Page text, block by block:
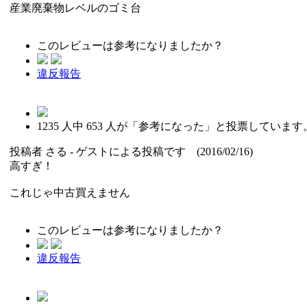
産業廃棄物レベルのゴミ台
このレビューは参考になりましたか？
違反報告
1235 人中 653 人が「参考になった」と投票しています
投稿者 さる - ゲストによる投稿です (2016/02/16)
高すぎ！
これじゃ中古買えません
このレビューは参考になりましたか？
違反報告